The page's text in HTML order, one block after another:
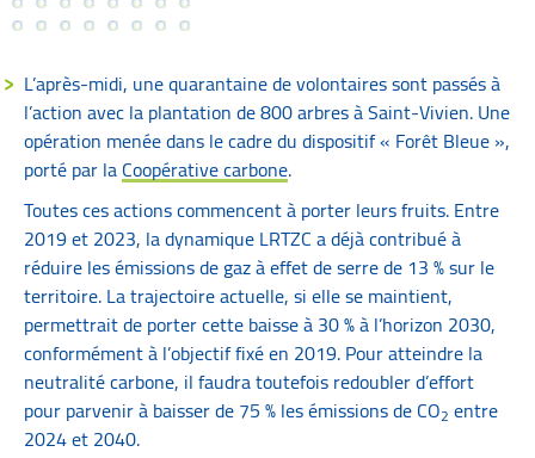
L’après-midi, une quarantaine de volontaires sont passés à
l’action avec la plantation de 800 arbres à Saint-Vivien. Une
opération menée dans le cadre du dispositif « Forêt Bleue »,
porté par laCoopérative carbone.
Toutes ces actions commencent à porter leurs fruits. Entre
2019 et 2023, la dynamique LRTZC a déjà contribué à
réduire les émissions de gaz à effet de serre de 13 % sur le
territoire. La trajectoire actuelle, si elle se maintient,
permettrait de porter cette baisse à 30 % à l’horizon 2030,
conformément à l’objectif fixé en 2019. Pour atteindre la
neutralité carbone, il faudra toutefois redoubler d’effort
pour parvenir à baisser de 75 % les émissions de CO2 entre
2024 et 2040.